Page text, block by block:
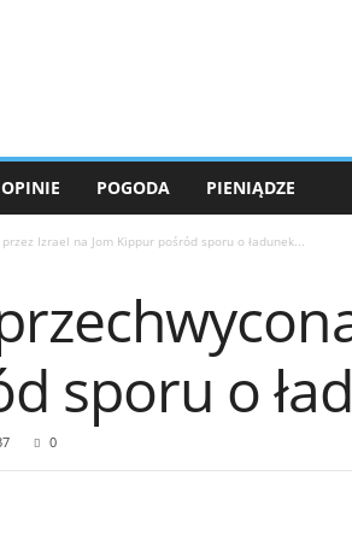
OPINIE POGODA PIENIĄDZE
Izrael na Jom Kippur pośród sporu o ładunek...
sporu o
0